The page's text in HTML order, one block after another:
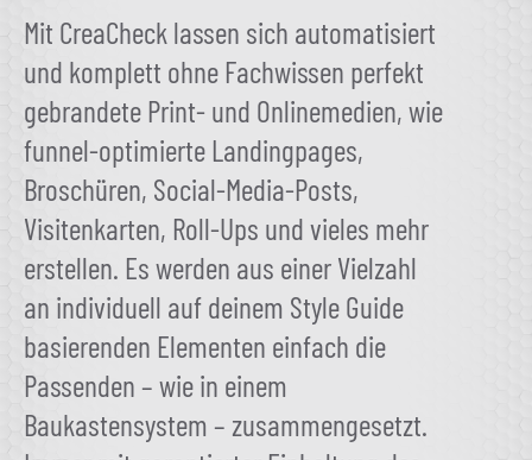
Mit CreaCheck lassen sich automatisiert
und komplett ohne Fachwissen perfekt
gebrandete Print- und Onlinemedien, wie
funnel-optimierte Landingpages,
Broschüren, Social-Media-Posts,
Visitenkarten, Roll-Ups und vieles mehr
erstellen. Es werden aus einer Vielzahl
an individuell auf deinem Style Guide
basierenden Elementen einfach die
Passenden – wie in einem
Baukastensystem – zusammengesetzt.